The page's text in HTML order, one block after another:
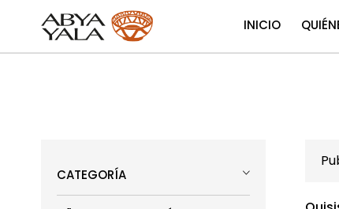
INICIO
CATEGORÍA